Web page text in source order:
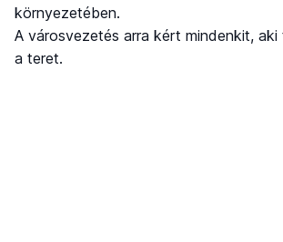
környezetében.
A városvezetés arra kért mindenkit, aki
a teret.